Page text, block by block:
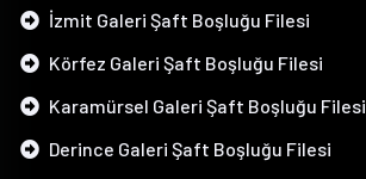
İzmit Galeri Şaft Boşluğu Filesi
Körfez Galeri Şaft Boşluğu Filesi
Karamürsel Galeri Şaft Boşluğu Filesi
Derince Galeri Şaft Boşluğu Filesi